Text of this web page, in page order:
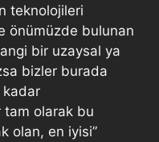
teknolojileri
önümüzde bulunan
bir uzaysal ya
bizler burada
kadar
tam olarak bu
olan, en iyisi”